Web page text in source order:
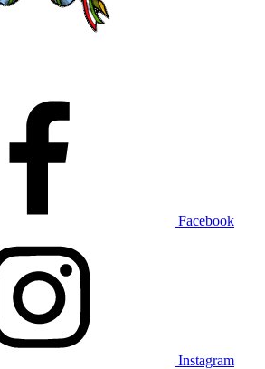
Facebook
Instagram